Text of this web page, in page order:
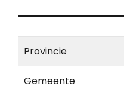
Provincie
Gemeente